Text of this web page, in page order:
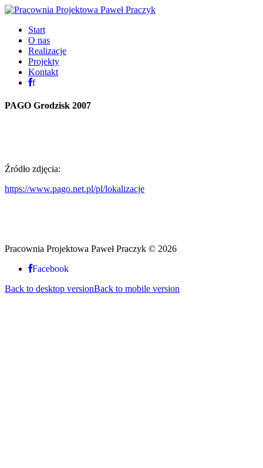
Start
O nas
Realizacje
Projekty
Kontakt
f
PAGO Grodzisk 2007
Źródło zdjęcia:
https://www.pago.net.pl/pl/lokalizacje
Pracownia Projektowa Paweł Praczyk © 2026
Facebook
Back to desktop versionBack to mobile version